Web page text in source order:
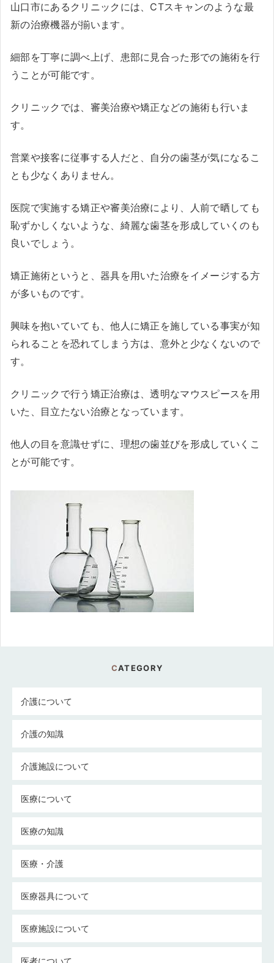
山口市にあるクリニックには、CTスキャンのような最
新の治療機器が揃います。
細部を丁寧に調べ上げ、患部に見合った形での施術を行
うことが可能です。
クリニックでは、審美治療や矯正などの施術も行いま
す。
営業や接客に従事する人だと、自分の歯茎が気になるこ
とも少なくありません。
医院で実施する矯正や審美治療により、人前で晒しても
恥ずかしくないような、綺麗な歯茎を形成していくのも
良いでしょう。
矯正施術というと、器具を用いた治療をイメージする方
が多いものです。
興味を抱いていても、他人に矯正を施している事実が知
られることを恐れてしまう方は、意外と少なくないので
す。
クリニックで行う矯正治療は、透明なマウスピースを用
いた、目立たない治療となっています。
他人の目を意識せずに、理想の歯並びを形成していくこ
とが可能です。
CATEGORY
介護について
介護の知識
介護施設について
医療について
医療の知識
医療・介護
医療器具について
医療施設について
医者について